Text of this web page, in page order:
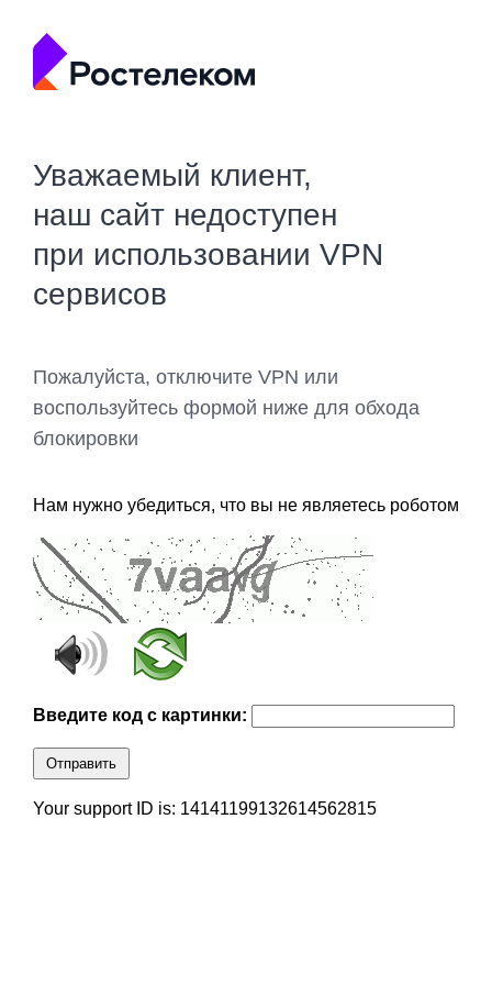
Уважаемый клиент,
наш сайт недоступен
при использовании VPN
сервисов
Пожалуйста, отключите VPN или
воспользуйтесь формой ниже для обхода
блокировки
Нам нужно убедиться, что вы не являетесь роботом
Введите код с картинки:
Отправить
Your support ID is: 14141199132614562815